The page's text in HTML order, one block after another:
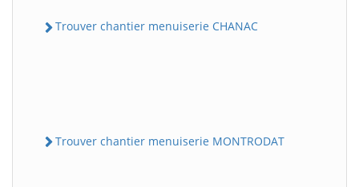
Trouver chantier menuiserie CHANAC
Trouver chantier menuiserie MONTRODAT